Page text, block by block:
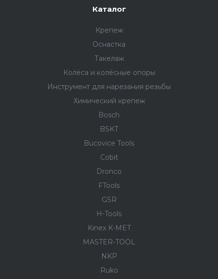
Каталог
Крепеж
Оснастка
Такелаж
Колёса и колëсные опоры
Инструмент для нарезания резьбы
Химический крепеж
Bosch
BSKT
Bucovice Tools
Cobit
Dronco
FTools
GSR
H-Tools
Kinex K-MET
MASTER-TOOL
NKP
Ruko